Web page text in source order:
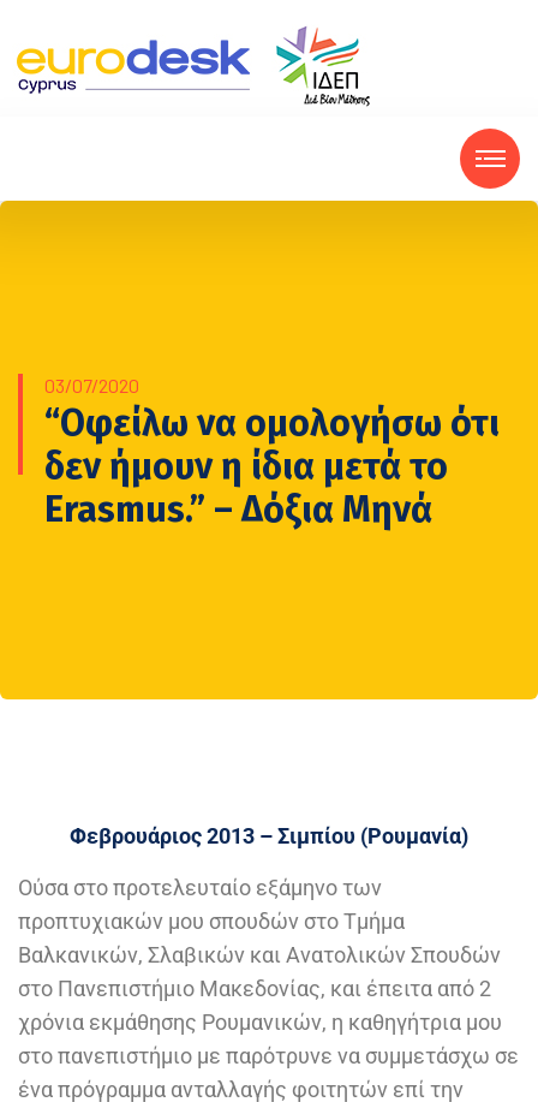
03/07/2020
“Οφείλω να ομολογήσω ότι
δεν ήμουν η ίδια μετά το
Erasmus.” – Δόξια Μηνά
Φεβρουάριος 2013 – Σιμπίου (Ρουμανία)
Ούσα στο προτελευταίο εξάμηνο των
προπτυχιακών μου σπουδών στο Τμήμα
Βαλκανικών, Σλαβικών και Ανατολικών Σπουδών
στο Πανεπιστήμιο Μακεδονίας, και έπειτα από 2
χρόνια εκμάθησης Ρουμανικών, η καθηγήτρια μου
στο πανεπιστήμιο με παρότρυνε να συμμετάσχω σε
ένα πρόγραμμα ανταλλαγής φοιτητών επί την